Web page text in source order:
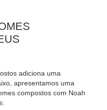
adiciona uma
apresentamos uma
compostos com Noah